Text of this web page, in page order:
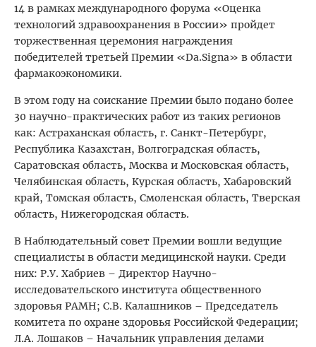
14 в рамках международного форума «Оценка
технологий здравоохранения в России» пройдет
торжественная церемония награждения
победителей третьей Премии «Da.Signa» в области
фармакоэкономики.
В этом году на соискание Премии было подано более
30 научно-практических работ из таких регионов
как: Астраханская область, г. Санкт-Петербург,
Республика Казахстан, Волгоградская область,
Саратовская область, Москва и Московская область,
Челябинская область, Курская область, Хабаровский
край, Томская область, Смоленская область, Тверская
область, Нижегородская область.
В Наблюдательный совет Премии вошли ведущие
специалисты в области медицинской науки. Среди
них: Р.У. Хабриев – Директор Научно-
исследовательского института общественного
здоровья РАМН; С.В. Калашников – Председатель
комитета по охране здоровья Российской Федерации;
Л.А. Лошаков – Начальник управления делами